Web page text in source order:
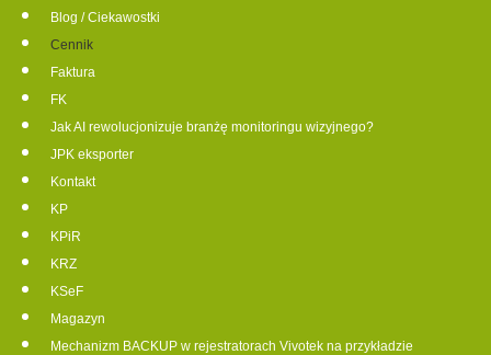
Blog / Ciekawostki
Cennik
Faktura
FK
Jak AI rewolucjonizuje branżę monitoringu wizyjnego?
JPK eksporter
Kontakt
KP
KPiR
KRZ
KSeF
Magazyn
Mechanizm BACKUP w rejestratorach Vivotek na przykładzie